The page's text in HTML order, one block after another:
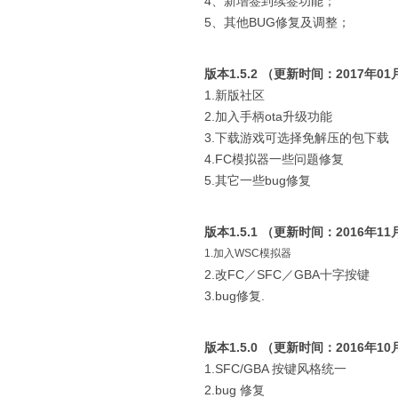
5、其他BUG修复及调整；
版本1.5.2 （更新时间：2017年01
1.新版社区
2.加入手柄ota升级功能
3.下载游戏可选择免解压的包下载
4.FC模拟器一些问题修复
5.其它一些bug修复
版本1.5.1 （更新时间：2016年11
1.加入WSC模拟器
2.改FC／SFC／GBA十字按键
3.bug修复.
版本1.5.0 （更新时间：2016年10
1.SFC/GBA 按键风格统一
2.bug 修复